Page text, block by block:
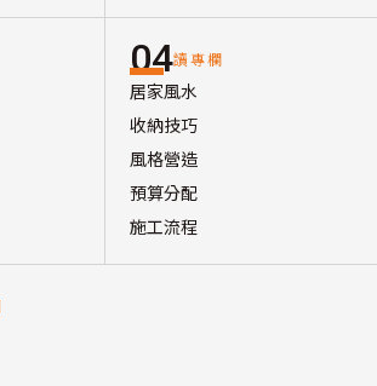
04讀專欄
居家風水
收納技巧
風格營造
預算分配
施工流程